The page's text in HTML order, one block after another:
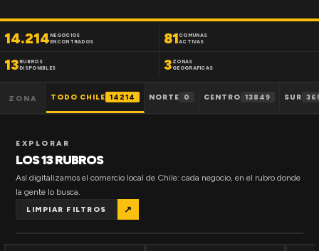
14.214NEGOCIOS
ENCONTRADOS
81 COMUNAS
ACTIVAS
13RUBROS
DISPONIBLES
3 ZONAS
GEOGRAFICAS
ZONA TODO CHILE 14214 NORTE 0 CENTRO 13849 SUR
EXPLORAR
LOS 13 RUBROS
Así digitalizamos el comercio local de Chile: cada negocio, en el rubro donde
la gente lo busca.
LIMPIAR FILTROS ↗